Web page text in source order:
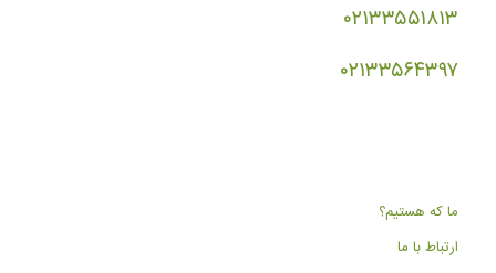
۰۲۱۳۳۵۵۱۸۱۳
۰۲۱۳۳۵۶۴۳۹۷
ما که هستیم؟
ارتباط با ما